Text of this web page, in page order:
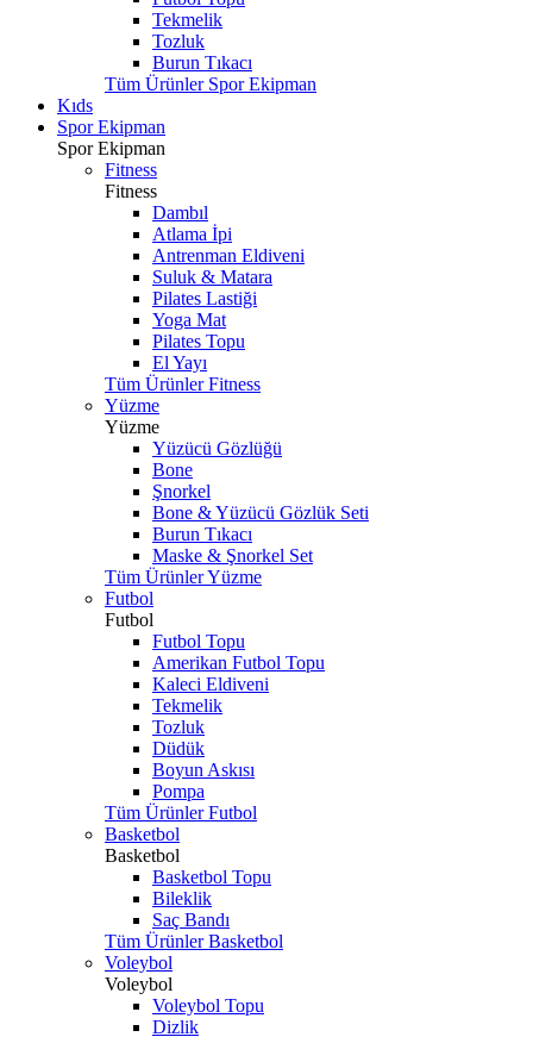
Tekmelik
Tozluk
Burun Tıkacı
Tüm Ürünler Spor Ekipman
Kıds
Spor Ekipman
Spor Ekipman
Fitness
Fitness
Dambıl
Atlama İpi
Antrenman Eldiveni
Suluk & Matara
Pilates Lastiği
Yoga Mat
Pilates Topu
El Yayı
Tüm Ürünler Fitness
Yüzme
Yüzme
Yüzücü Gözlüğü
Bone
Şnorkel
Bone & Yüzücü Gözlük Seti
Burun Tıkacı
Maske & Şnorkel Set
Tüm Ürünler Yüzme
Futbol
Futbol
Futbol Topu
Amerikan Futbol Topu
Kaleci Eldiveni
Tekmelik
Tozluk
Düdük
Boyun Askısı
Pompa
Tüm Ürünler Futbol
Basketbol
Basketbol
Basketbol Topu
Bileklik
Saç Bandı
Tüm Ürünler Basketbol
Voleybol
Voleybol
Voleybol Topu
Dizlik